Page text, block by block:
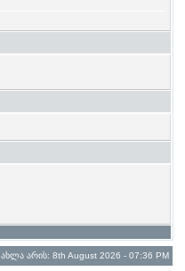
ახლა არის: 8th August 2026 - 07:36 PM